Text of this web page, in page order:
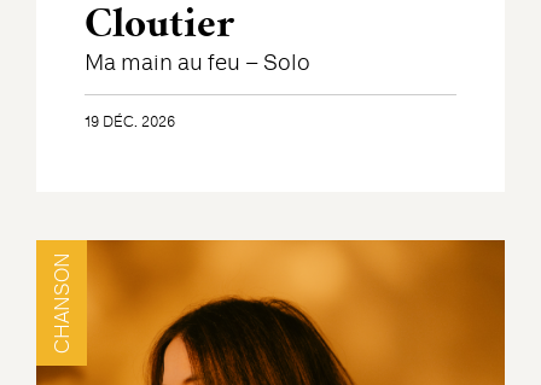
Cloutier
Ma main au feu – Solo
19 DÉC. 2026
CHANSON